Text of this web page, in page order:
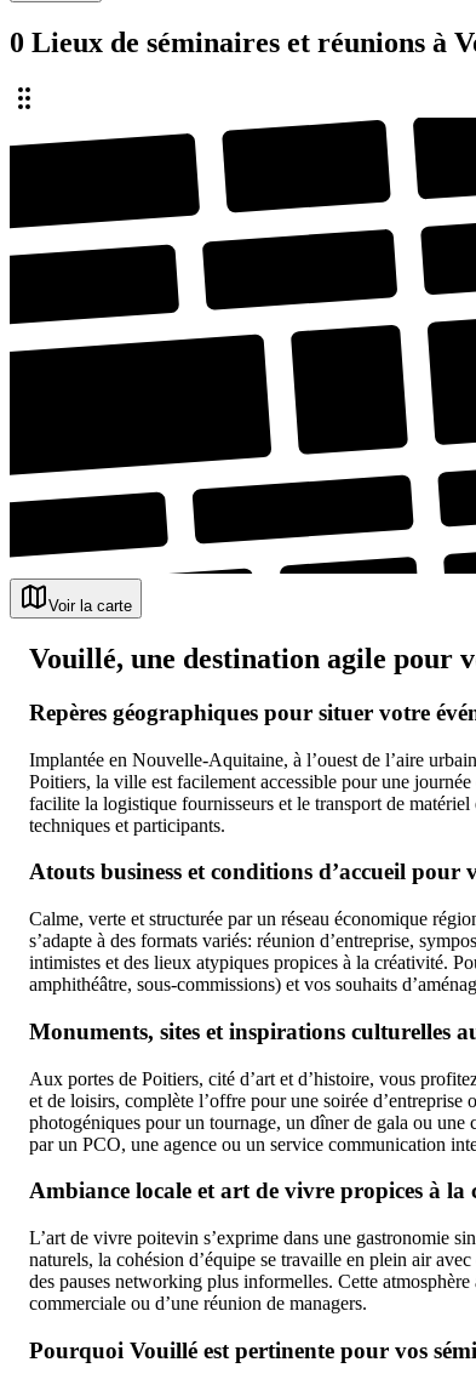
0 Lieux de séminaires et réunions à
Voir la carte
Vouillé, une destination agile pour
Repères géographiques pour situer votre
Implantée en Nouvelle-Aquitaine, à l’ouest de l’aire
Poitiers, la ville est facilement accessible pour une
facilite la logistique fournisseurs et le transport de
techniques et participants.
Atouts business et conditions d’accueil pour
Calme, verte et structurée par un réseau économique
s’adapte à des formats variés: réunion d’entreprise,
intimistes et des lieux atypiques propices à la créativité.
amphithéâtre, sous-commissions) et vos souhaits
Monuments, sites et inspirations culturelles
Aux portes de Poitiers, cité d’art et d’histoire, vous
et de loisirs, complète l’offre pour une soirée
photogéniques pour un tournage, un dîner de gala ou
par un PCO, une agence ou un service communication
Ambiance locale et art de vivre propices à la
L’art de vivre poitevin s’exprime dans une gastronomie
naturels, la cohésion d’équipe se travaille en plein air
des pauses networking plus informelles. Cette
commerciale ou d’une réunion de managers.
Pourquoi Vouillé est pertinente pour vos